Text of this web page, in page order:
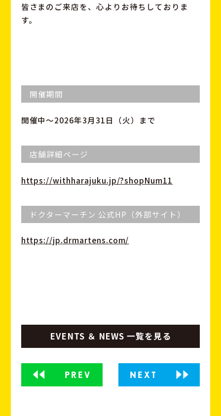
皆さまのご来店を、心よりお待ちしておりま
す。
開催期間
開催中〜2026年3月31日（火）まで
店舗詳細ページ
https://withharajuku.jp/?shopNum11
ドクターマーチン 公式HP（外部サイト）
https://jp.drmartens.com/
PREV
EVENTS ＆ NEWS 一覧を見る
NEXT